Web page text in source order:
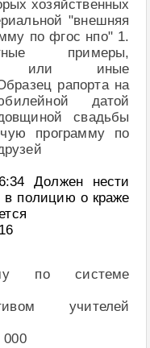
хозяйственных
"внешняя
по фгос нпо" 1.
примеры,
или иные
рапорта на
датой
свадьбы
программу по
Должен нести
в полицию о краже
по системе
учителей